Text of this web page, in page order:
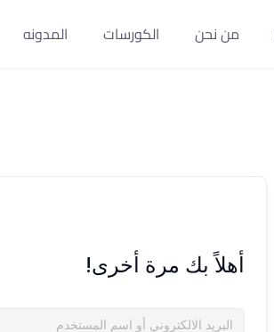
من نحن الكورسات المدونه
أهلاً بك مرة أخرى!